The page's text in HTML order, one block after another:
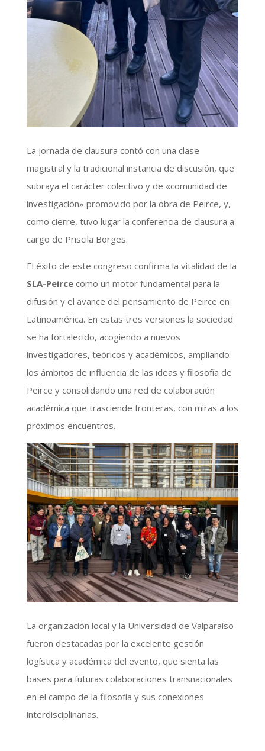
La jornada de clausura contó con una clase
magistral y la tradicional instancia de discusión, que
subraya el carácter colectivo y de «comunidad de
investigación» promovido por la obra de Peirce, y,
como cierre, tuvo lugar la conferencia de clausura a
cargo de Priscila Borges.
El éxito de este congreso confirma la vitalidad de la
SLA-Peircecomo un motor fundamental para la
difusión y el avance del pensamiento de Peirce en
Latinoamérica. En estas tres versiones la sociedad
se ha fortalecido, acogiendo a nuevos
investigadores, teóricos y académicos, ampliando
los ámbitos de influencia de las ideas y filosofía de
Peirce y consolidando una red de colaboración
académica que trasciende fronteras, con miras a los
próximos encuentros.
La organización local y la Universidad de Valparaíso
fueron destacadas por la excelente gestión
logística y académica del evento, que sienta las
bases para futuras colaboraciones transnacionales
en el campo de la filosofía y sus conexiones
interdisciplinarias.